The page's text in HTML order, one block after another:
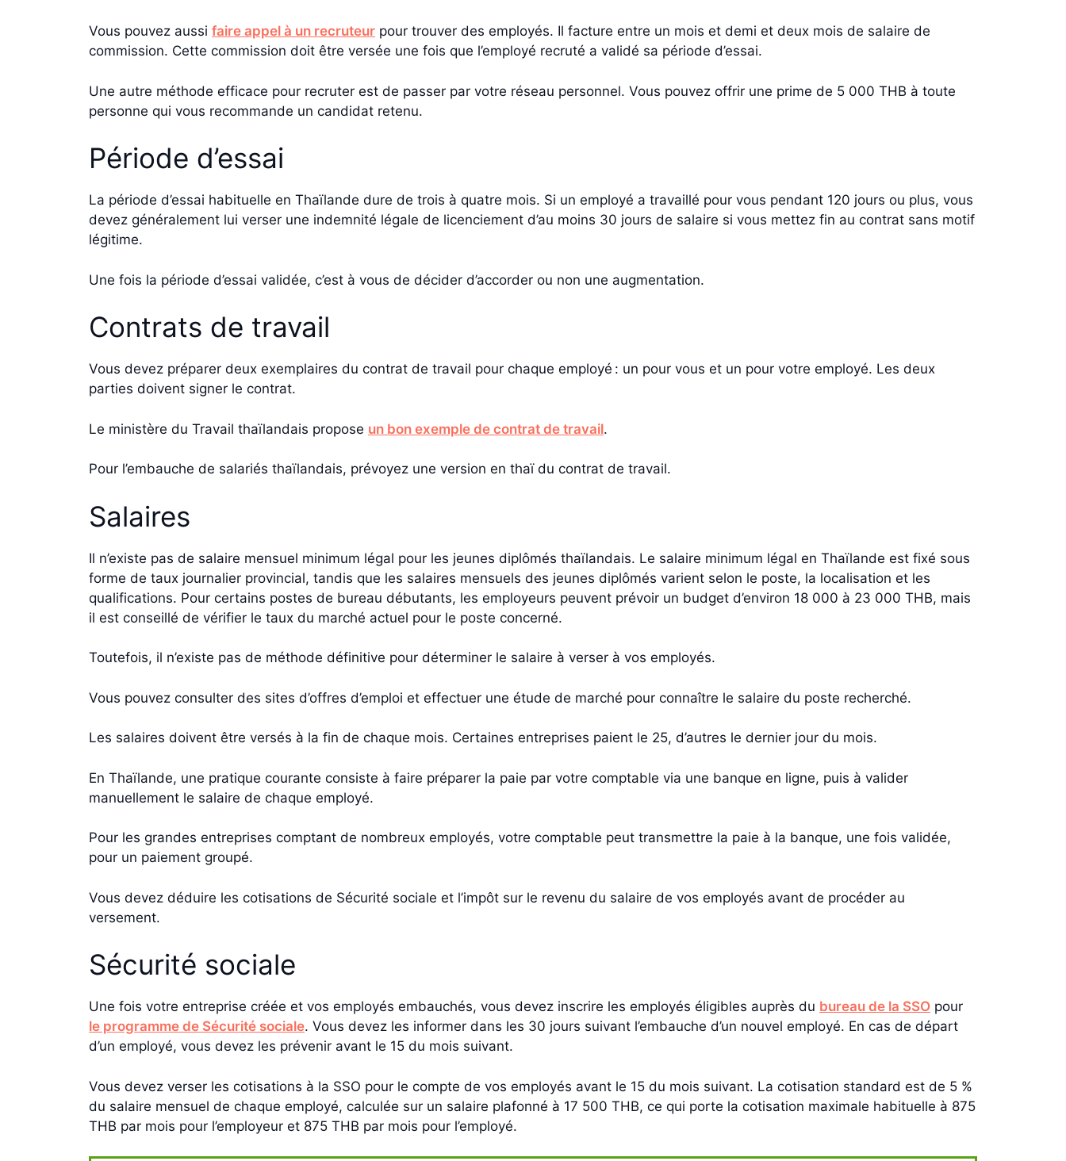
Vous pouvez aussi faire appel à un recruteur pour trouver des employés. Il facture entre un mois et demi et deux mois de salaire de
commission. Cette commission doit être versée une fois que l’employé recruté a validé sa période d’essai.
Une autre méthode efficace pour recruter est de passer par votre réseau personnel. Vous pouvez offrir une prime de 5 000 THB à toute
personne qui vous recommande un candidat retenu.
Période d’essai
La période d’essai habituelle en Thaïlande dure de trois à quatre mois. Si un employé a travaillé pour vous pendant 120 jours ou plus, vous
devez généralement lui verser une indemnité légale de licenciement d’au moins 30 jours de salaire si vous mettez fin au contrat sans motif
légitime.
Une fois la période d’essai validée, c’est à vous de décider d’accorder ou non une augmentation.
Contrats de travail
Vous devez préparer deux exemplaires du contrat de travail pour chaque employé : un pour vous et un pour votre employé. Les deux
parties doivent signer le contrat.
Le ministère du Travail thaïlandais propose un bon exemple de contrat de travail.
Pour l’embauche de salariés thaïlandais, prévoyez une version en thaï du contrat de travail.
Salaires
Il n’existe pas de salaire mensuel minimum légal pour les jeunes diplômés thaïlandais. Le salaire minimum légal en Thaïlande est fixé sous
forme de taux journalier provincial, tandis que les salaires mensuels des jeunes diplômés varient selon le poste, la localisation et les
qualifications. Pour certains postes de bureau débutants, les employeurs peuvent prévoir un budget d’environ 18 000 à 23 000 THB, mais
il est conseillé de vérifier le taux du marché actuel pour le poste concerné.
Toutefois, il n’existe pas de méthode définitive pour déterminer le salaire à verser à vos employés.
Vous pouvez consulter des sites d’offres d’emploi et effectuer une étude de marché pour connaître le salaire du poste recherché.
Les salaires doivent être versés à la fin de chaque mois. Certaines entreprises paient le 25, d’autres le dernier jour du mois.
En Thaïlande, une pratique courante consiste à faire préparer la paie par votre comptable via une banque en ligne, puis à valider
manuellement le salaire de chaque employé.
Pour les grandes entreprises comptant de nombreux employés, votre comptable peut transmettre la paie à la banque, une fois validée,
pour un paiement groupé.
Vous devez déduire les cotisations de Sécurité sociale et l’impôt sur le revenu du salaire de vos employés avant de procéder au
versement.
Sécurité sociale
Une fois votre entreprise créée et vos employés embauchés, vous devez inscrire les employés éligibles auprès du bureau de la SSO pour
le programme de Sécurité sociale. Vous devez les informer dans les 30 jours suivant l’embauche d’un nouvel employé. En cas de départ
d’un employé, vous devez les prévenir avant le 15 du mois suivant.
Vous devez verser les cotisations à la SSO pour le compte de vos employés avant le 15 du mois suivant. La cotisation standard est de 5 %
du salaire mensuel de chaque employé, calculée sur un salaire plafonné à 17 500 THB, ce qui porte la cotisation maximale habituelle à 875
THB par mois pour l’employeur et 875 THB par mois pour l’employé.